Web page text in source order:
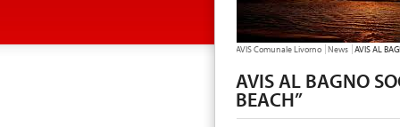
TU SEI QUI:
AVIS Comunale Livorno News AVIS AL
AVIS AL BAGNO
BEACH”